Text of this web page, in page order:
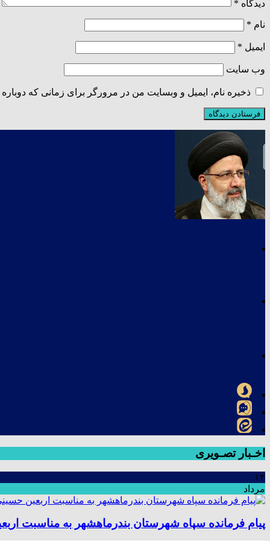
دیدگاه *
نام *
ایمیل *
وب‌ سایت
ذخیره نام، ایمیل و وبسایت من در مرورگر برای زمانی که
اخـبار تصـویری
۱۳
مرداد
پیام فرمانده سپاه شهرستان بندرماهشهر به مناسبت